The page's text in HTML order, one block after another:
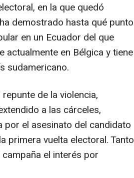
en la que quedó
demostrado hasta qué punto
en un Ecuador del que
actualmente en Bélgica y tiene
sudamericano.
de la violencia,
a las cárceles,
por el asesinato del candidato
primera vuelta electoral. Tanto
el interés por